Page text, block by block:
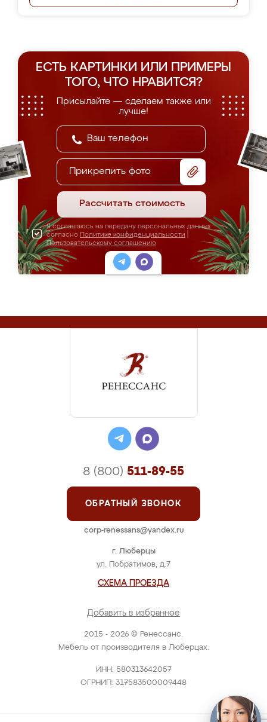
ЕСТЬ КАРТИНКИ ИЛИ ПРИМЕРЫ
ТОГО, ЧТО НРАВИТСЯ?
Присылайте — сделаем также или
лучше!
Прикрепить фото
Рассчитать стоимость
Я соглашаюсь на передачу персональных данных
согласно Политике конфиденциальности
Пользовательскому соглашению
2015 - 2026 © Ренессанс.
Мебель от производителя в Люберцах.
ИНН: 580313642057
ОГРНИП: 317583500009448
г. Люберцы
ул. Побратимов, д.7
СХЕМА ПРОЕЗДА
Добавить в избранное
8 (800) 511-89-55
ОБРАТНЫЙ ЗВОНОК
corp-renessans@yandex.ru